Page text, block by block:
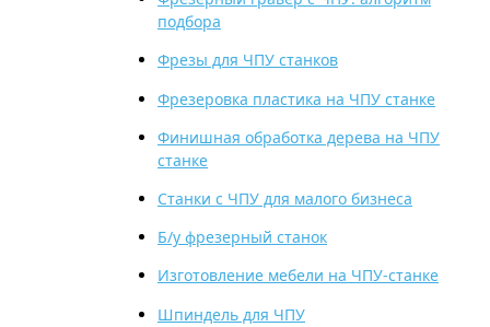
подбора
Фрезы для ЧПУ станков
Фрезеровка пластика на ЧПУ станке
Финишная обработка дерева на ЧПУ
станке
Станки с ЧПУ для малого бизнеса
Б/у фрезерный станок
Изготовление мебели на ЧПУ-станке
Шпиндель для ЧПУ